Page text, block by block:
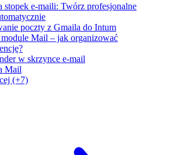
stopek e-maili: Twórz profesjonalne
poczty z Gmaila do Intum
Mail – jak organizować
w skrzynce e-mail
Mail
(+7)